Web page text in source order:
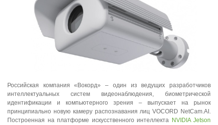
Российская компания «Вокорд» – один из ведущих разработчиков
интеллектуальных систем видеонаблюдения, биометрической
идентификации и компьютерного зрения – выпускает на рынок
принципиально новую камеру распознавания лиц VOCORD NetCam.AI.
Построенная на платформе искусственного интеллекта NVIDIA Jetson